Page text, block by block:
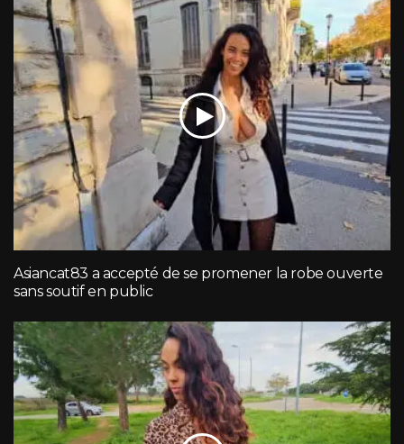
Asiancat83 a accepté de se promener la robe ouverte
sans soutif en public